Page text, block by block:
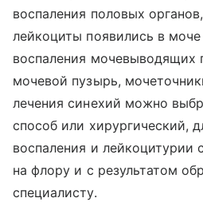
воспаления половых
лейкоциты появились в моче
воспаления мочевыводящих
мочевой пузырь,
лечения синехий можно
способ или хирургический,
воспаления и лейкоцитурии
на флору и с результатом
специалисту.